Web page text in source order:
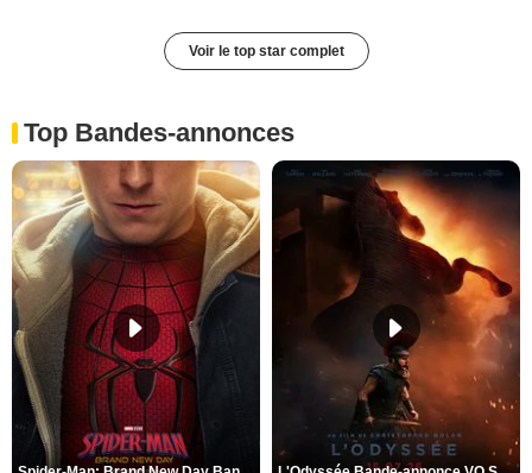
Voir le top star complet
Top Bandes-annonces